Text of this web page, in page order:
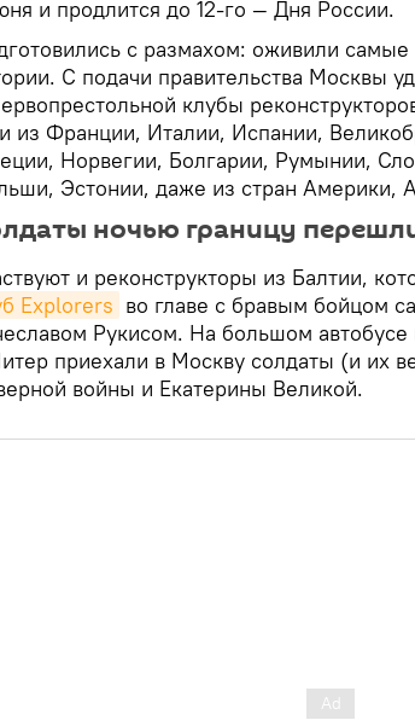
и продлится до 12-го — Дня России.
с размахом: оживили
С подачи правительства Москвы
клубы
из Франции, Италии, Испании,
Норвегии, Болгарии, Румынии,
Эстонии, даже из стран Америки,
ночью границу
и реконструкторы из Балтии,
Explorers во главе с бравым бойцом
Рукисом. На большом
приехали в Москву солдаты (и их
войны и Екатерины Великой.